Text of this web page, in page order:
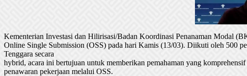
Kementerian Investasi dan Hilirisasi/Badan Koordinasi Penanaman Modal
Online Single Submission (OSS) pada hari Kamis (13/03). Diikuti oleh 500
Tenggara secara
hybrid, acara ini bertujuan untuk memberikan pemahaman yang
penawaran pekerjaan melalui OSS.